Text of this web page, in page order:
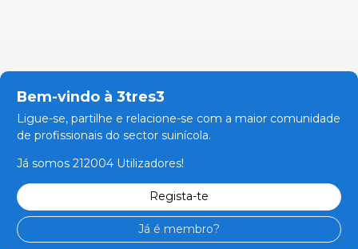
Bem-vindo à 3tres3
Ligue-se, partilhe e relacione-se com a maior comunidade
de profissionais do sector suinícola.
Já somos 212004 Utilizadores!
Regista-te
Já é membro?